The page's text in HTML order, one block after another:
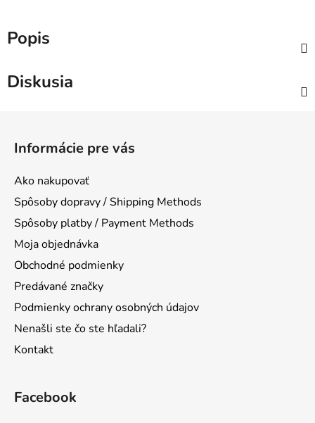
Popis
Diskusia
Informácie pre vás
Ako nakupovať
Spôsoby dopravy / Shipping Methods
Spôsoby platby / Payment Methods
Moja objednávka
Obchodné podmienky
Predávané značky
Podmienky ochrany osobných údajov
Nenašli ste čo ste hľadali?
Kontakt
Facebook